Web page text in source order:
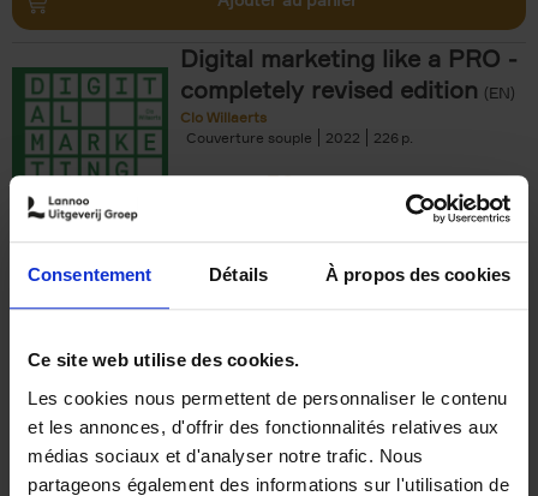
Consentement Détails À propos des cookies
Ce site web utilise des cookies.
Les cookies nous permettent de personnaliser le contenu
et les annonces, d'offrir des fonctionnalités relatives aux
médias sociaux et d'analyser notre trafic. Nous
partageons également des informations sur l'utilisation de
Digital marketing like a PRO -
completely revised edition (EN)
Clo Willaerts
Couverture souple
2022 226
€35,50
The Offer You Can't
Refuse
Steven Van Belleghem
Couverture souple
2020 256